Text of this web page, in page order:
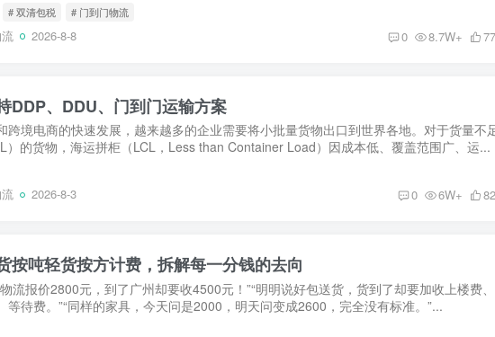
# 双清包税 # 门到门物流
2026-8-8 0 8.7W+
DDP、DDU、门到门运输方案
跨境电商的快速发展，越来越多的企业需要将小批量货物出口到世界各地。对于货量不
）的货物，海运拼柜（LCL，Less than Container Load）因成本低、覆盖范围广、运...
2026-8-3 0 6W+
按吨轻货按方计费，拆解每一分钱的去向
流报价2800元，到了广州却要收4500元！”“明明说好包送货，货到了却要加收上楼费
等待费。”“同样的家具，今天问是2000，明天问变成2600，完全没有标准。”...